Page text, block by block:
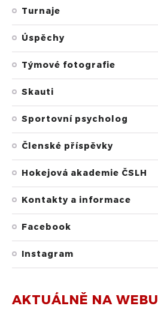
Turnaje
Úspěchy
Týmové fotografie
Skauti
Sportovní psycholog
Členské příspěvky
Hokejová akademie ČSLH
Kontakty a informace
Facebook
Instagram
AKTUÁLNĚ NA WEBU